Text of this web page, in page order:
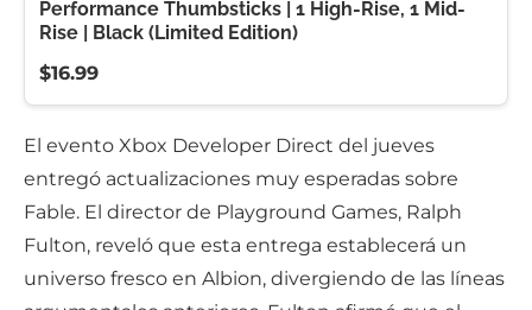
Performance Thumbsticks | 1 High-Rise, 1 Mid-
Rise | Black (Limited Edition)
$16.99
El evento Xbox Developer Direct del jueves
entregó actualizaciones muy esperadas sobre
Fable. El director de Playground Games, Ralph
Fulton, reveló que esta entrega establecerá un
universo fresco en Albion, divergiendo de las líneas